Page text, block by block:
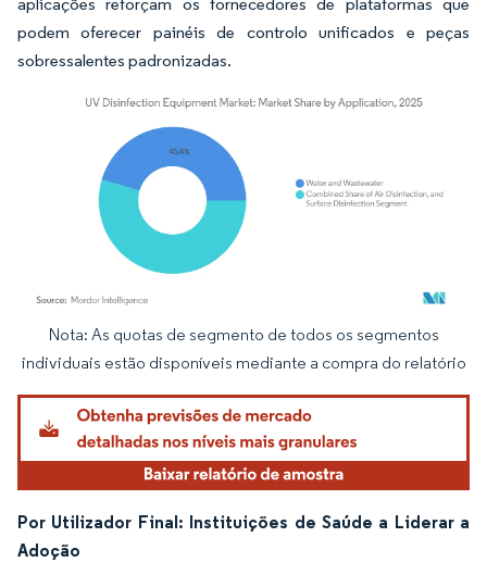
podem oferecer painéis de controlo unificados e peças
sobressalentes padronizadas.
Imagem © Mordor Intelligence. O reuso requer atribuição conforme CC BY 4.0.
Nota: As quotas de segmento de todos os segmentos
individuais estão disponíveis mediante a compra do relatório
Por Utilizador Final: Instituições de Saúde a Liderar a
Adoção